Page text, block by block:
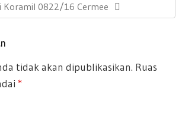
Koramil 0822/16 Cermee
tidak akan dipublikasikan. Ruas
*